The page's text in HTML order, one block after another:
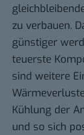
zu verbauen.
günstiger
teuerste
sind weitere
Kühlung der
und so sich